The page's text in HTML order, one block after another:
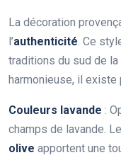
La décoration
l’authenticité. Ce
traditions du sud de la
harmonieuse, il
Couleurs lavande :
champs de lavande.
olive apportent une